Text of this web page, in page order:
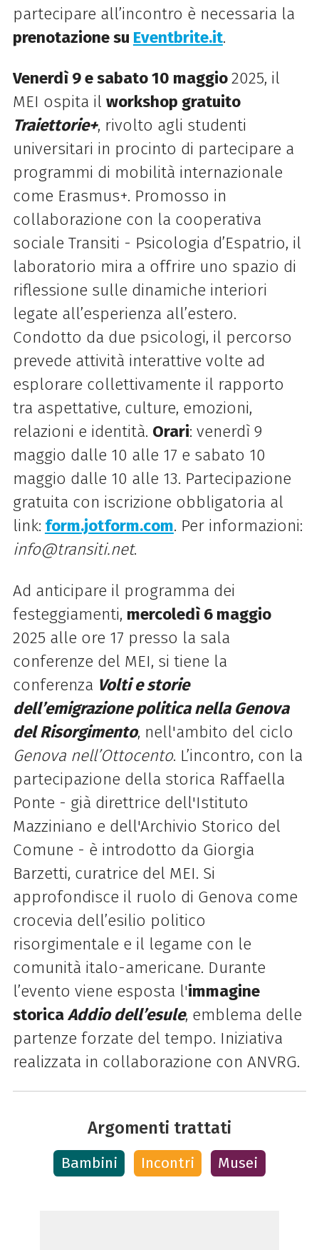
partecipare all’incontro è necessaria la
prenotazione su Eventbrite.it.
Venerdì 9 e sabato 10 maggio2025, il
MEI ospita il workshop gratuito
Traiettorie+, rivolto agli studenti
universitari in procinto di partecipare a
programmi di mobilità internazionale
come Erasmus+. Promosso in
collaborazione con la cooperativa
sociale Transiti - Psicologia d’Espatrio, il
laboratorio mira a offrire uno spazio di
riflessione sulle dinamiche interiori
legate all’esperienza all’estero.
Condotto da due psicologi, il percorso
prevede attività interattive volte ad
esplorare collettivamente il rapporto
tra aspettative, culture, emozioni,
relazioni e identità. Orari: venerdì 9
maggio dalle 10 alle 17 e sabato 10
maggio dalle 10 alle 13. Partecipazione
gratuita con iscrizione obbligatoria al
link: form.jotform.com. Per informazioni:
info@transiti.net.
Ad anticipare il programma dei
festeggiamenti, mercoledì 6 maggio
2025 alle ore 17 presso la sala
conferenze del MEI, si tiene la
conferenza Volti e storie
dell’emigrazione politica nella Genova
del Risorgimento, nell'ambito del ciclo
Genova nell’Ottocento. L’incontro, con la
partecipazione della storica Raffaella
Ponte - già direttrice dell'Istituto
Mazziniano e dell'Archivio Storico del
Comune - è introdotto da Giorgia
Barzetti, curatrice del MEI. Si
approfondisce il ruolo di Genova come
crocevia dell’esilio politico
risorgimentale e il legame con le
comunità italo-americane. Durante
l’evento viene esposta l'immagine
storicaAddio dell’esule, emblema delle
partenze forzate del tempo. Iniziativa
realizzata in collaborazione con ANVRG.
Argomenti trattati
Bambini Incontri Musei